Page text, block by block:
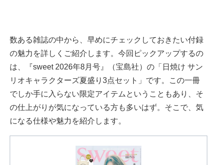
数ある雑誌の中から、早めにチェックしておきたい付録
の魅力を詳しくご紹介します。今回ピックアップするの
は、『sweet 2026年8月号』（宝島社）の「日焼け サン
リオキャラクターズ夏盛り3点セット」です。この一冊
でしか手に入らない限定アイテムということもあり、そ
の仕上がりが気になっている方も多いはず。そこで、気
になる仕様や魅力を紹介します。